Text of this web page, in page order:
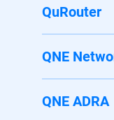
QuRouter
QNE
QNE ADRA